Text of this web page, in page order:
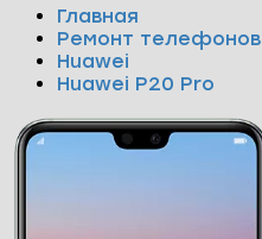
Главная
Ремонт телефонов
Huawei
Huawei P20 Pro